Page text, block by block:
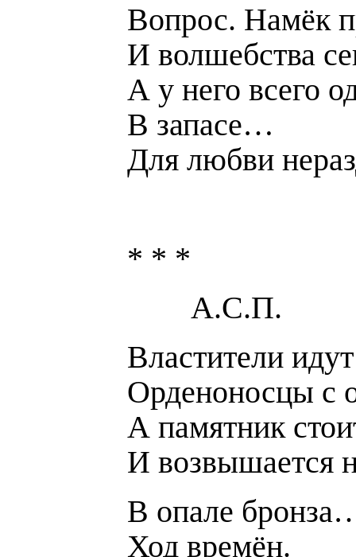
Вопрос. Намёк
И волшебства
А у него всего
В запасе…
Для любви
* * *
А.С.П.
Властители
Орденоносцы с
А памятник
И возвышается
В опале
Ход времён.